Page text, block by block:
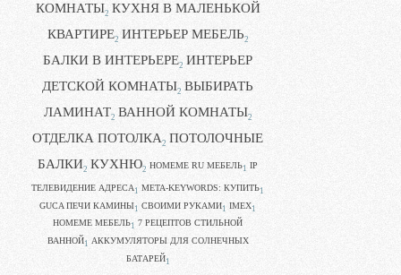
КОМНАТЫ2 КУХНЯ В МАЛЕНЬКОЙ
КВАРТИРЕ2 ИНТЕРЬЕР МЕБЕЛЬ2
БАЛКИ В ИНТЕРЬЕРЕ2 ИНТЕРЬЕР
ДЕТСКОЙ КОМНАТЫ2 ВЫБИРАТЬ
ЛАМИНАТ2 ВАННОЙ КОМНАТЫ2
ОТДЕЛКА ПОТОЛКА2 ПОТОЛОЧНЫЕ
БАЛКИ2 КУХНЮ2 HOMEME RU МЕБЕЛЬ1 IP
ТЕЛЕВИДЕНИЕ АДРЕСА 1 META-KEYWORDS: КУПИТЬ1
GUCA ПЕЧИ КАМИНЫ1 CВОИМИ РУКАМИ1 IMEX1
HOMEME МЕБЕЛЬ1 7 РЕЦЕПТОВ СТИЛЬНОЙ
ВАННОЙ1 АККУМУЛЯТОРЫ ДЛЯ СОЛНЕЧНЫХ
БАТАРЕЙ1